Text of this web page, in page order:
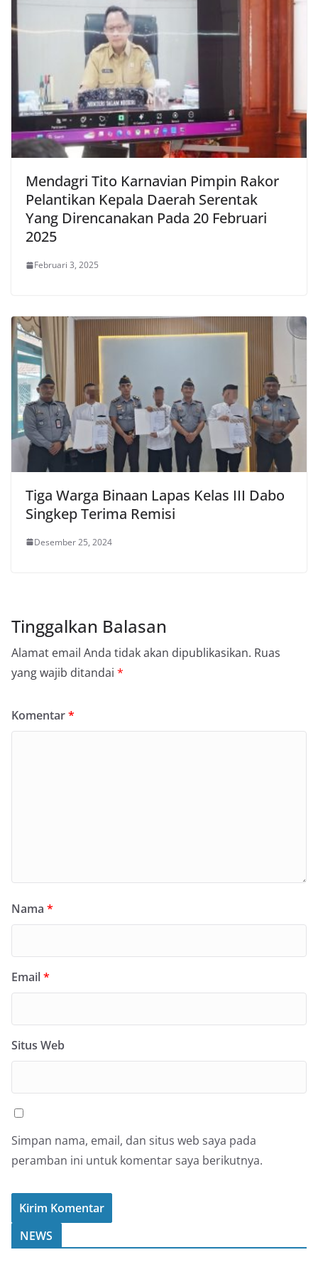
Mendagri Tito Karnavian Pimpin Rakor
Pelantikan Kepala Daerah Serentak
Yang Direncanakan Pada 20 Februari
2025
Februari 3, 2025
Tiga Warga Binaan Lapas Kelas III Dabo
Singkep Terima Remisi
Desember 25, 2024
Tinggalkan Balasan
Alamat email Anda tidak akan dipublikasikan. Ruas
yang wajib ditandai *
Komentar*
Nama *
Email*
Situs Web
Simpan nama, email, dan situs web saya pada
peramban ini untuk komentar saya berikutnya.
NEWS